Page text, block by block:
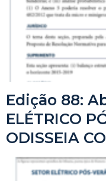
Edição 88:
ELÉTRICO
ODISSEIA